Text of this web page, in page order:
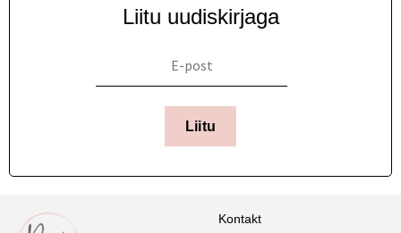
Liitu uudiskirjaga
Liitu
Kontakt